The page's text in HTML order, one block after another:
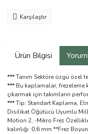
Karşılaştır
Ürün Bilgisi
***Tanım Sektöre özgü özel
*** Bu kaplamalar, frezeleme
çıkarmak için takımların
***Tip: Standart Kaplama,
Disilikat Öğütücü Uyumlu
Motion 2, -Mikro Frez
kalınlığı :0,6 mm **Frez